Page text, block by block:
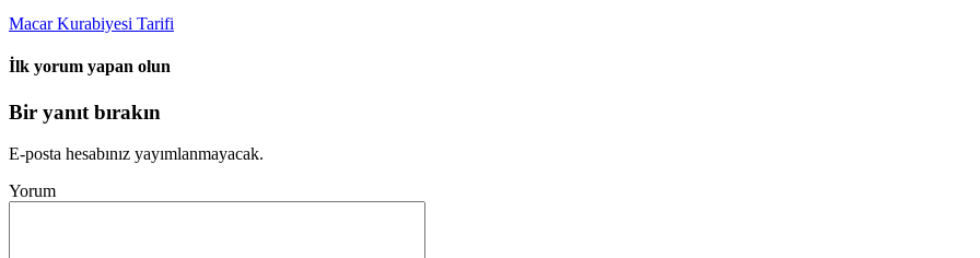
Macar Kurabiyesi Tarifi
İlk yorum yapan olun
Bir yanıt bırakın
E-posta hesabınız yayımlanmayacak.
Yorum